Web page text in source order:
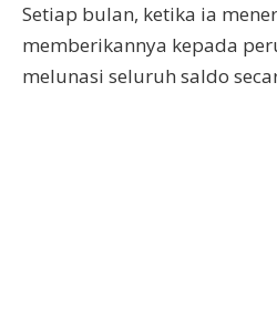
Setiap bulan, ketika ia
memberikannya kepada
melunasi seluruh saldo